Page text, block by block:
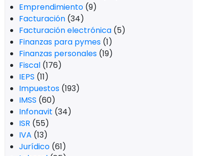
Emprendimiento (9)
Facturación (34)
Facturación electrónica (5)
Finanzas para pymes (1)
Finanzas personales (19)
Fiscal (176)
IEPS (11)
Impuestos (193)
IMSS (60)
Infonavit (34)
ISR (55)
IVA (13)
Jurídico (61)